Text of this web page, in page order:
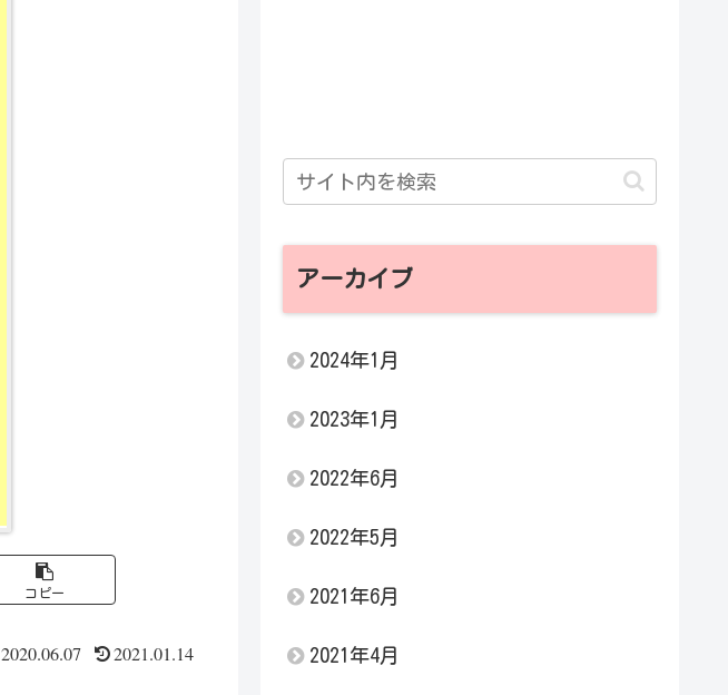
コピー
2020.06.07 2021.01.14
アーカイブ
2024年1月
2023年1月
2022年6月
2022年5月
2021年6月
2021年4月